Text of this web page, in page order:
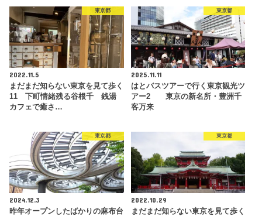
東京都
2022.11.5
まだまだ知らない東京を見て歩く
11 下町情緒残る谷根千 銭湯
カフェで癒さ…
東京都
2025.11.11
はとバスツアーで行く東京観光ツ
アー2 東京の新名所・豊洲千
客万来
東京都
2024.12.3
昨年オープンしたばかりの麻布台
東京都
2022.10.29
まだまだ知らない東京を見て歩く